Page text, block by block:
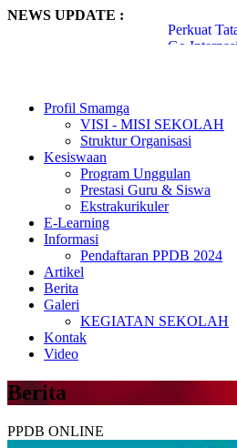
NEWS UPDATE :
Perkuat
Go
Smamga
Lantunan
Keren!
Profil Smamga
VISI - MISI SEKOLAH
Struktur Organisasi
Kesiswaan
Program Unggulan
Prestasi Guru & Siswa
Ekstrakurikuler
E-Learning
Informasi
Pendaftaran PPDB 2024
Artikel
Berita
Galeri
KEGIATAN SEKOLAH
Kontak
Video
Berita
PPDB ONLINE